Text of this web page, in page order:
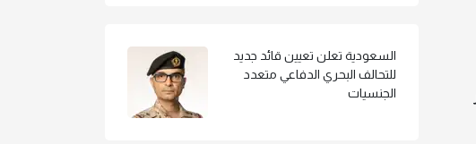
السعودية تعلن تعيين قائد جديد
للتحالف البحري الدفاعي متعدد
الجنسيات